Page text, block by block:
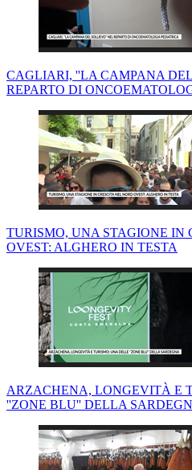
CAGLIARI, ''LA CAMPANA
REPARTO DI
TURISMO, UNA STAGIONE IN
OVEST: ALGHERO IN TESTA
ARZACHENA, LONGEVITÀ E
''ZONE BLU'' DELLA